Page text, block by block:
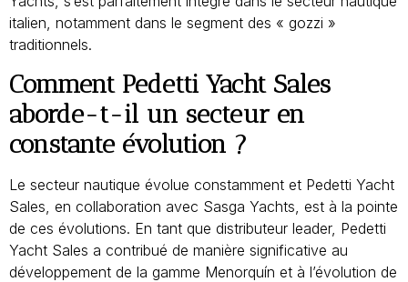
italien, notamment dans le segment des « gozzi »
traditionnels.
Comment Pedetti Yacht Sales
aborde-t-il un secteur en
constante évolution ?
Le secteur nautique évolue constamment et Pedetti Yacht
Sales, en collaboration avec Sasga Yachts, est à la pointe
de ces évolutions. En tant que distributeur leader, Pedetti
Yacht Sales a contribué de manière significative au
développement de la gamme Menorquín et à l’évolution de